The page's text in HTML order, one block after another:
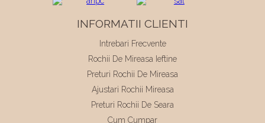
INFORMATII CLIENTI
Intrebari Frecvente
Rochii De Mireasa Ieftine
Preturi Rochii De Mireasa
Ajustari Rochii Mireasa
Preturi Rochii De Seara
Cum Cumpar